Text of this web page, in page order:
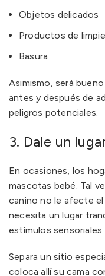
Objetos delicados
Productos de
Basura
Asimismo, será
antes y después de
peligros potenciales.
3. Dale un
En ocasiones, los
mascotas bebé. Tal
canino no le afecte el
necesita un lugar
estímulos sensoriales.
Separa un sitio
coloca allí su cama